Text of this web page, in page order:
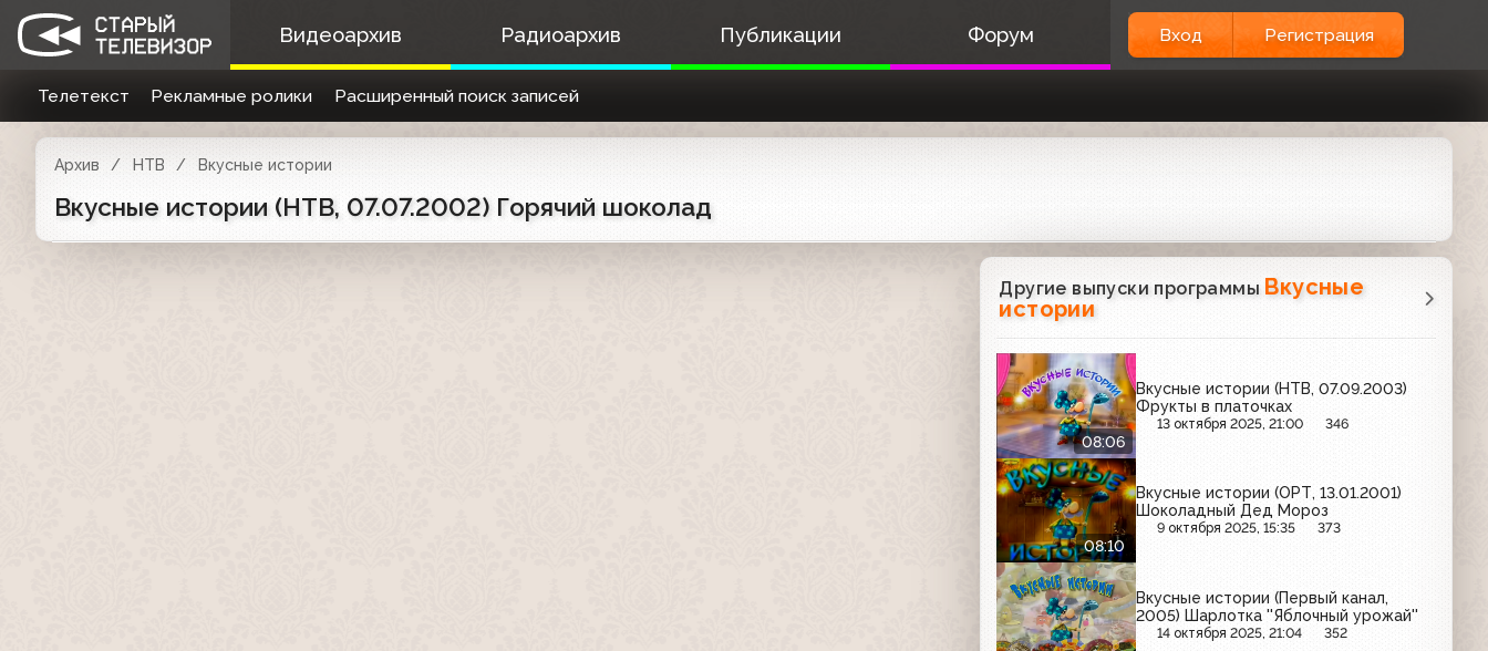
Видеоархив Радиоархив Публикации Форум Вход Регистрация
Телетекст Рекламные ролики Расширенный поиск записей
Архив НТВ Вкусные истории
Вкусные истории (НТВ, 07.07.2002) Горячий шоколад
Другие выпуски программы Вкусные
истории
08:06
Вкусные истории (НТВ, 07.09.2003)
Фрукты в платочках
13 октября 2025, 21:00 346
08:10
Вкусные истории (ОРТ, 13.01.2001)
Шоколадный Дед Мороз
9 октября 2025, 15:35 373
Вкусные истории (Первый канал,
2005) Шарлотка ''Яблочный урожай''
14 октября 2025, 21:04 352